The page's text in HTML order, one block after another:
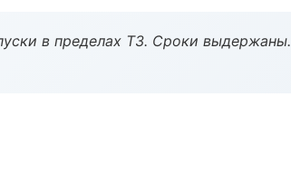
в пределах ТЗ. Сроки выдержаны.